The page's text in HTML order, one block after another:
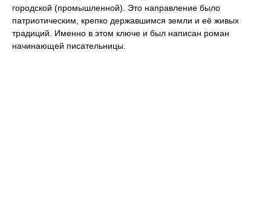
городской (промышленной). Это направление было
патриотическим, крепко державшимся земли и её живых
традиций. Именно в этом ключе и был написан роман
начинающей писательницы.